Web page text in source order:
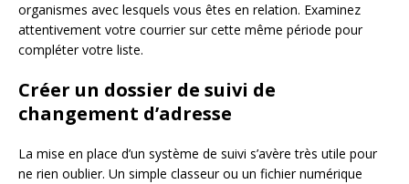
organismes avec lesquels vous êtes en relation. Examinez
attentivement votre courrier sur cette même période pour
compléter votre liste.
Créer un dossier de suivi de
changement d’adresse
La mise en place d’un système de suivi s’avère très utile pour
ne rien oublier. Un simple classeur ou un fichier numérique